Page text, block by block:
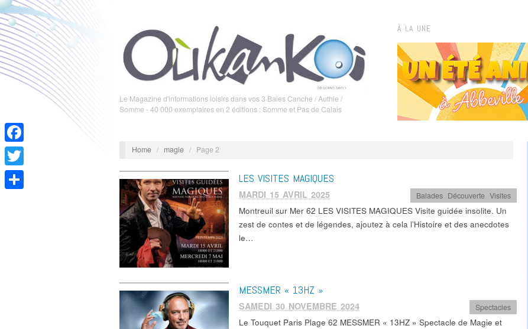
Le Magazine d'informations loisirs dans vos 3 Baies Canche / Authie /
Somme - 40 000 exemplaires en 2 éditions : Somme et Pas de Calais
À LA UNE
Home / magie / Page 2
LES VISITES MAGIQUES
MARDI 15 AVRIL 2025 Balades Découverte ,Visites
Montreuil sur Mer 62 LES VISITES MAGIQUES Visite guidée insolite. Un
zest de contes et de légendes, ajoutez à cela l’Histoire et des anecdotes
le…
MESSMER « 13HZ »
SAMEDI 30 NOVEMBRE 2024 Spectacles
Le Touquet Paris Plage 62 MESSMER « 13HZ » Spectacle de Magie et
Facebook
Twitter